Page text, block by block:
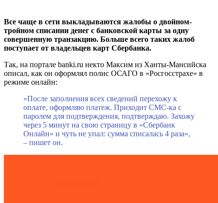
Все чаще в сети выкладываются жалобы о двойном-
тройном списании денег с банковской карты за одну
совершенную транзакцию. Больше всего таких жалоб
поступает от владельцев карт Сбербанка.
Так, на портале banki.ru некто Максим из Ханты-Мансийска
описал, как он оформлял полис ОСАГО в «Росгосстрахе» в
режиме онлайн:
«После заполнения всех сведений перехожу к
оплате, оформляю платеж. Приходит СМС-ка с
паролем для подтверждения, подтверждаю. Захожу
через 5 минут на свою страницу в «Сбербанк
Онлайн» и чуть не упал: сумма списалась 4 раза»,
– пишет он.